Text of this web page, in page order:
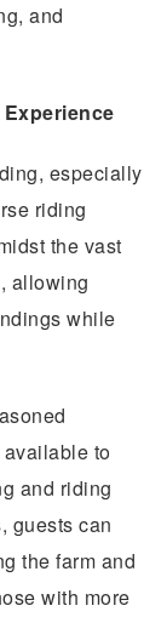
and
especially
riding
the vast
allowing
while
to
and riding
guests can
the farm and
with more